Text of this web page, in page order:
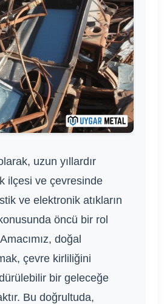
uzun yıllardır
ilçesi ve çevresinde
ve elektronik atıkların
öncü bir rol
doğal
çevre kirliliğini
bir geleceğe
Bu doğrultuda,